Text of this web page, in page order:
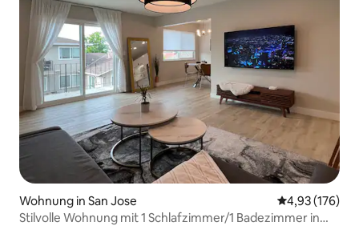
Wohnung in San Jose
4,93 (176)
Stilvolle Wohnung mit 1 Schlafzimmer/1 Badezimmer in